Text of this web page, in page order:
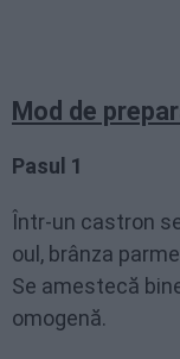
Mod de
Pasul 1
Într-un castron
oul, brânza
Se amestecă
omogenă.